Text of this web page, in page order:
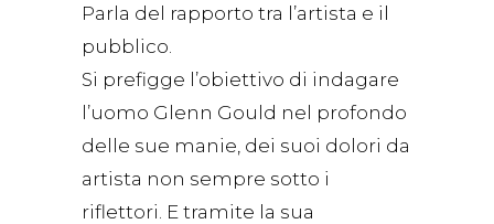
Parla del rapporto tra l’artista e il
pubblico.
Si prefigge l’obiettivo di indagare
l’uomo Glenn Gould nel profondo
delle sue manie, dei suoi dolori da
artista non sempre sotto i
riflettori. E tramite la sua